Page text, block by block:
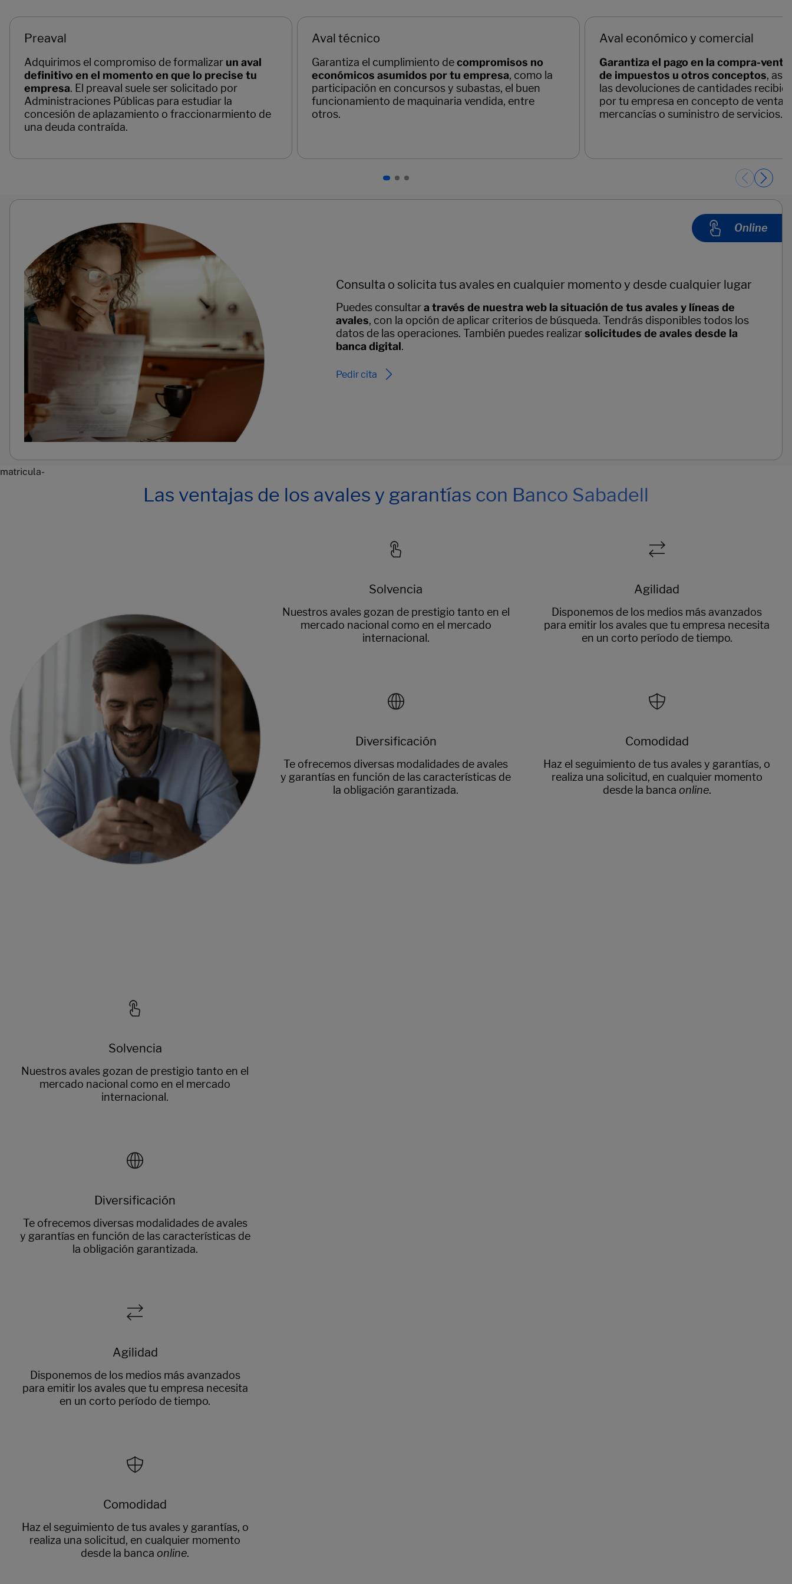
Preaval
Adquirimos el compromiso de formalizar un aval
definitivo en el momento en que lo precise tu
empresa. El preaval suele ser solicitado por
Administraciones Públicas para estudiar la
concesión de aplazamiento o fraccionarmiento de
una deuda contraída.
Aval técnico
Garantiza el cumplimiento decompromisos no
económicos asumidos por tu empresa, como la
participación en concursos y subastas, el buen
funcionamiento de maquinaria vendida, entre
otros.
Aval económico y comercial
Garantiza el pago en la compra-
de impuestos u otros conceptos, así
las devoluciones de cantidades
por tu empresa en concepto de venta
mercancías o suministro de servicios.
Online
Consulta o solicita tus avales en cualquier momento y desde cualquier lugar
Puedes consultara través de nuestra web la situación de tus avales y líneas de
avales, con la opción de aplicar criterios de búsqueda. Tendrás disponibles todos los
datos de las operaciones. También puedes realizarsolicitudes de avales desde la
banca digital.
Pedir cita
matricula-
Las ventajas de los avales y garantías con Banco Sabadell
Solvencia
Nuestros avales gozan de prestigio tanto en el
mercado nacional como en el mercado
internacional.
Diversificación
Te ofrecemos diversas modalidades de avales
y garantías en función de las características de
la obligación garantizada.
Agilidad
Disponemos de los medios más avanzados
para emitir los avales que tu empresa necesita
en un corto período de tiempo.
Comodidad
Haz el seguimiento de tus avales y garantías, o
realiza una solicitud, en cualquier momento
desde la banca online.
Solvencia
Nuestros avales gozan de prestigio tanto en el
mercado nacional como en el mercado
internacional.
Diversificación
Te ofrecemos diversas modalidades de avales
y garantías en función de las características de
la obligación garantizada.
Agilidad
Disponemos de los medios más avanzados
para emitir los avales que tu empresa necesita
en un corto período de tiempo.
Comodidad
Haz el seguimiento de tus avales y garantías, o
realiza una solicitud, en cualquier momento
desde la banca online.